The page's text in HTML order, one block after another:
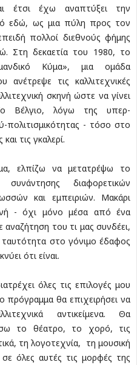
έτσι έχω αναπτύξει την
εδώ, ως μια πύλη προς τον
πολλοί διεθνούς φήμης
Στη δεκαετία του 1980, το
Κύμα», μια ομάδα
ανέτρεψε τις καλλιτεχνικές
σκηνή ώστε να γίνει
Βέλγιο, λόγω της υπερ-
πολιτισμικότητας - τόσο στο
τις γκαλερί.
ελπίζω να μετατρέψω το
διαφορετικών
και εμπειριών. Μακάρι
- όχι μόνο μέσα από ένα
του τι μας συνδέει,
ταυτότητα στο γόνιμο έδαφος
ότι είναι.
όλες τις επιλογές μου
πρόγραμμα θα επιχειρήσει να
αντικείμενα. Θα
το θέατρο, το χορό, τις
τη λογοτεχνία, τη μουσική
όλες αυτές τις μορφές της